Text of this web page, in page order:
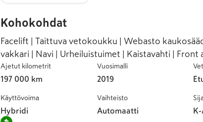
Kohokohdat
Facelift | Taittuva vetokoukku | Webasto
vakkari | Navi | Urheiluistuimet | Kaistavahti | Front
Ajetut kilometrit
197 000 km
Vuosimalli
2019
Käyttövoima
Hybridi
Vaihteisto
Automaatti